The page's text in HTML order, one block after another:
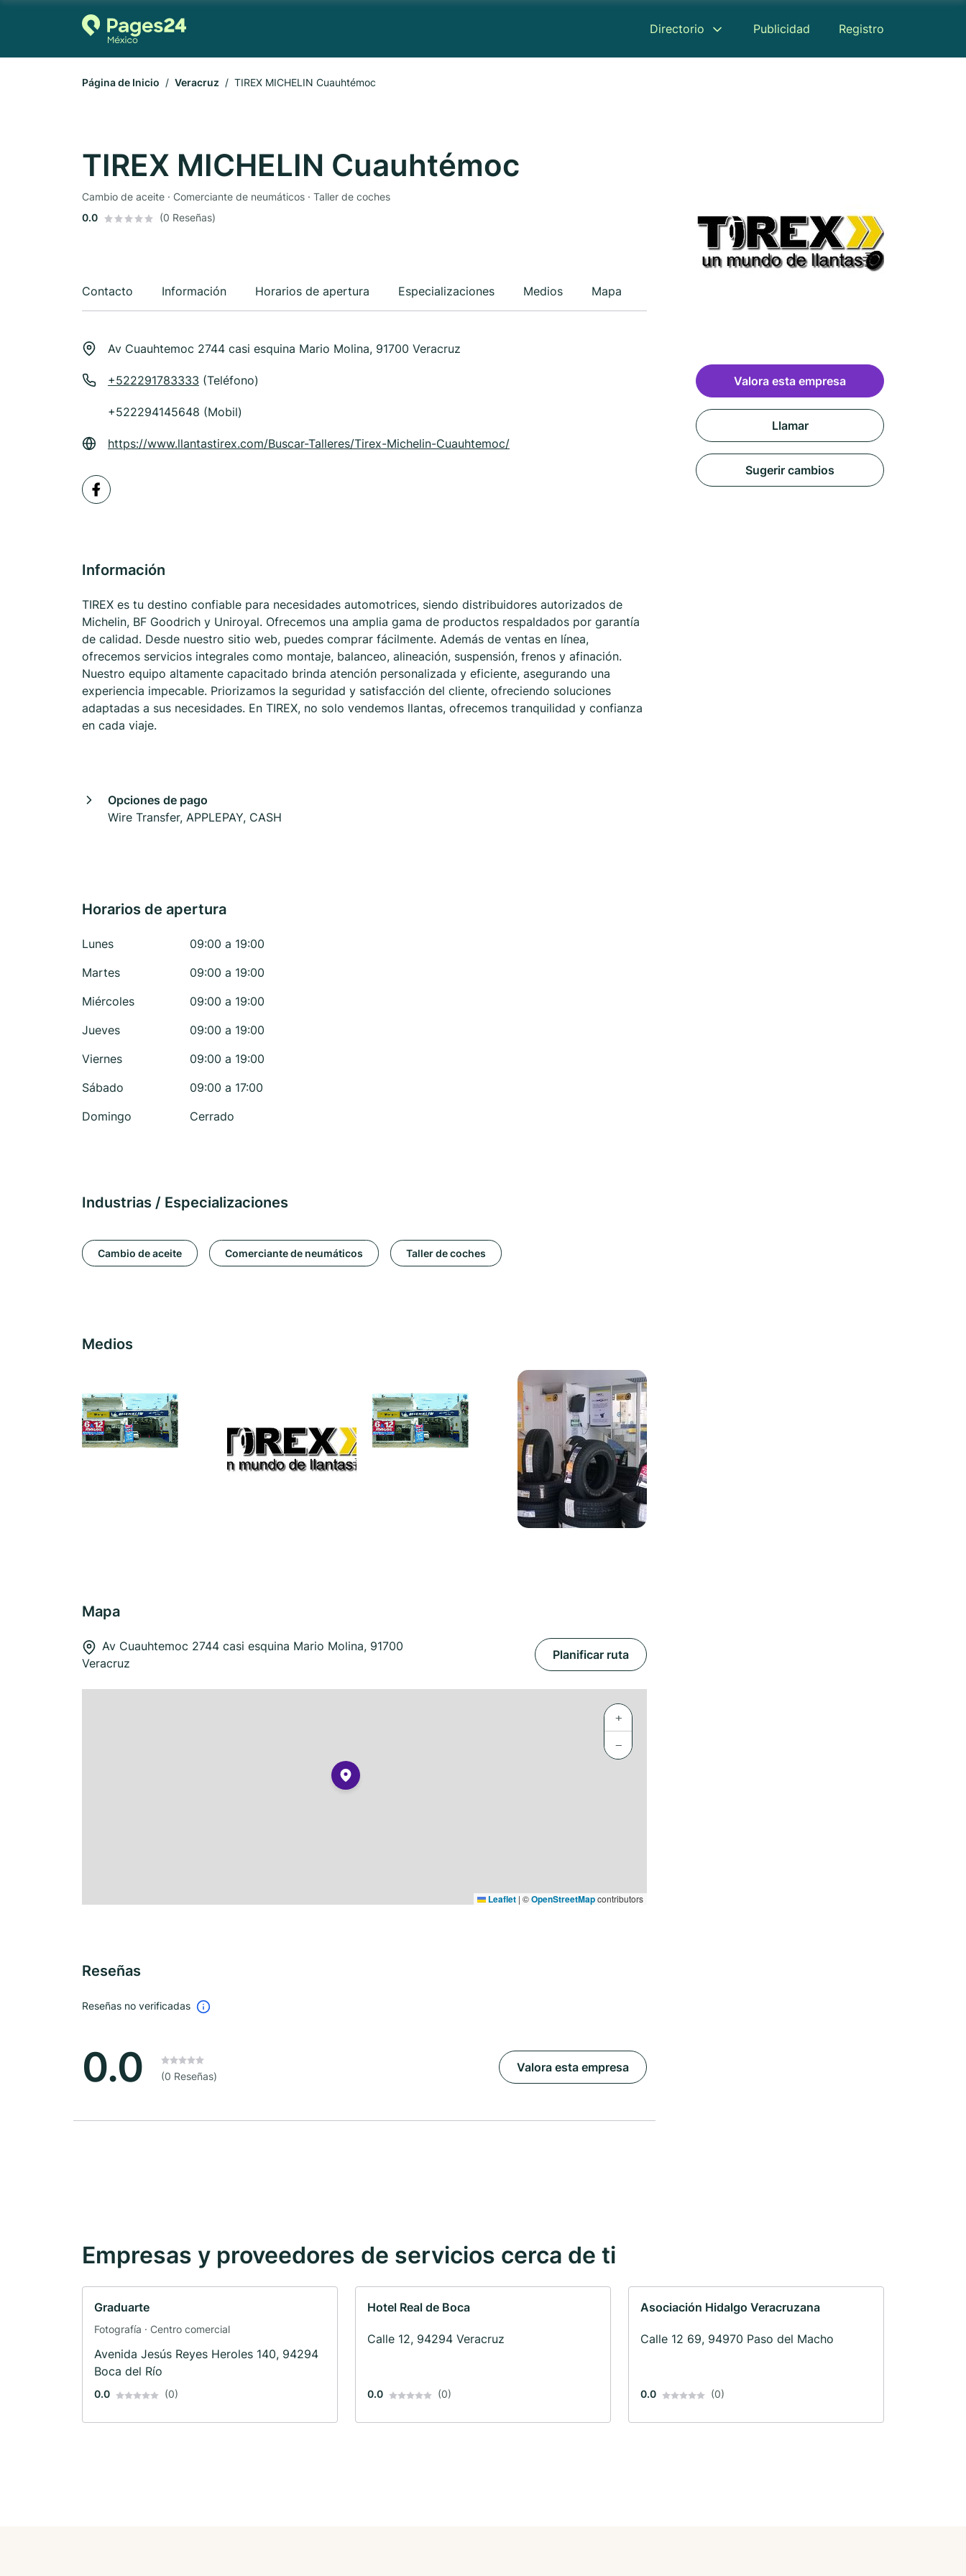
Directorio Publicidad Registro
Página de Inicio Veracruz TIREX MICHELIN Cuauhtémoc
TIREX MICHELIN Cuauhtémoc
Cambio de aceite · Comerciante de neumáticos · Taller de coches
0.0
(0 Reseñas)
Contacto Información Horarios de apertura Especializaciones Medios Mapa
Av Cuauhtemoc 2744 casi esquina Mario Molina, 91700 Veracruz
+522291783333 (Teléfono)
+522294145648 (Mobil)
https://www.llantastirex.com/Buscar-Talleres/Tirex-Michelin-Cuauhtemoc/
Información
TIREX es tu destino confiable para necesidades automotrices, siendo distribuidores autorizados de
Michelin, BF Goodrich y Uniroyal. Ofrecemos una amplia gama de productos respaldados por garantía
de calidad. Desde nuestro sitio web, puedes comprar fácilmente. Además de ventas en línea,
ofrecemos servicios integrales como montaje, balanceo, alineación, suspensión, frenos y afinación.
Nuestro equipo altamente capacitado brinda atención personalizada y eficiente, asegurando una
experiencia impecable. Priorizamos la seguridad y satisfacción del cliente, ofreciendo soluciones
adaptadas a sus necesidades. En TIREX, no solo vendemos llantas, ofrecemos tranquilidad y confianza
en cada viaje.
Opciones de pago
Wire Transfer, APPLEPAY, CASH
Horarios de apertura
Lunes
09:00 a 19:00
Martes
09:00 a 19:00
Miércoles
09:00 a 19:00
Jueves
09:00 a 19:00
Viernes
09:00 a 19:00
Sábado
09:00 a 17:00
Domingo
Cerrado
Industrias / Especializaciones
Cambio de aceite Comerciante de neumáticos Taller de coches
Medios
Mapa
Av Cuauhtemoc 2744 casi esquina Mario Molina, 91700
Veracruz
Planificar ruta
+
−
Leaflet | ©OpenStreetMapcontributors
Reseñas
Reseñas no verificadas
0.0 (0 Reseñas)
Valora esta empresa
Valora esta empresa
Llamar
Sugerir cambios
Empresas y proveedores de servicios cerca de ti
Graduarte
Fotografía · Centro comercial
Avenida Jesús Reyes Heroles 140, 94294
Boca del Río
0.0 (0)
Hotel Real de Boca
Calle 12, 94294 Veracruz
0.0 (0)
Asociación Hidalgo Veracruzana
Calle 12 69, 94970 Paso del Macho
0.0 (0)